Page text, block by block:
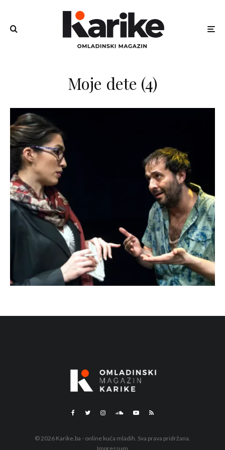
Moje dete (4)
© 2026 Karike.ba - online kuća mladih. Sva prava pridržana.
Impressum